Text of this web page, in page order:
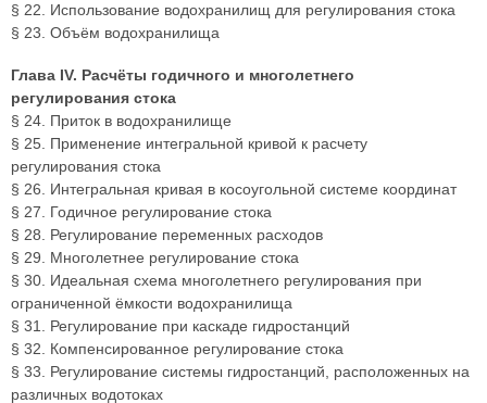
§ 22. Использование водохранилищ для регулирования стока
§ 23. Объём водохранилища
Глава IV. Расчёты годичного и многолетнего
регулирования стока
§ 24. Приток в водохранилище
§ 25. Применение интегральной кривой к расчету
регулирования стока
§ 26. Интегральная кривая в косоугольной системе координат
§ 27. Годичное регулирование стока
§ 28. Регулирование переменных расходов
§ 29. Многолетнее регулирование стока
§ 30. Идеальная схема многолетнего регулирования при
ограниченной ёмкости водохранилища
§ 31. Регулирование при каскаде гидростанций
§ 32. Компенсированное регулирование стока
§ 33. Регулирование системы гидростанций, расположенных на
различных водотоках